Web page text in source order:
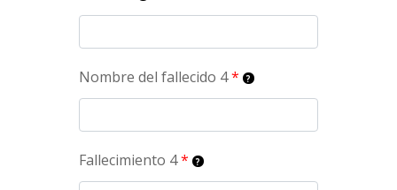
Nombre del fallecido 4*
Fallecimiento 4*